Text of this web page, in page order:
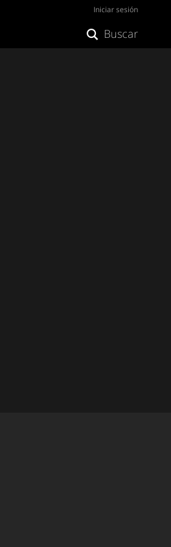
Iniciar sesión
Buscar